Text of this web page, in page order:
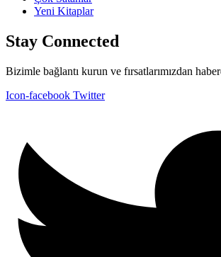
Yeni Kitaplar
Stay Connected
Bizimle bağlantı kurun ve fırsatlarımızdan
Icon-facebook Twitter